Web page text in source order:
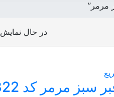
مرمر”
در حال نمایش 4 نتیجه
سبز مرمر کد 322